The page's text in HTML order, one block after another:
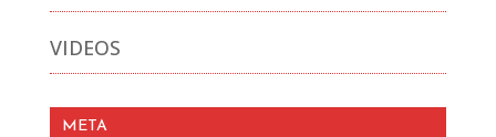
VIDEOS
META